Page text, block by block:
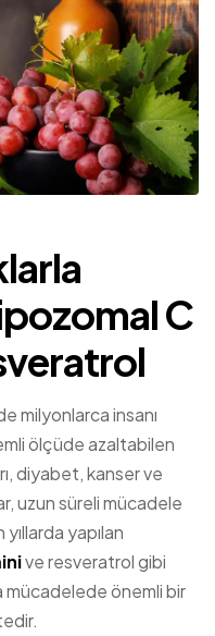
C
milyonlarca insanı
ölçüde azaltabilen
diyabet, kanser ve
uzun süreli mücadele
yapılan
ve resveratrol gibi
mücadelede önemli bir